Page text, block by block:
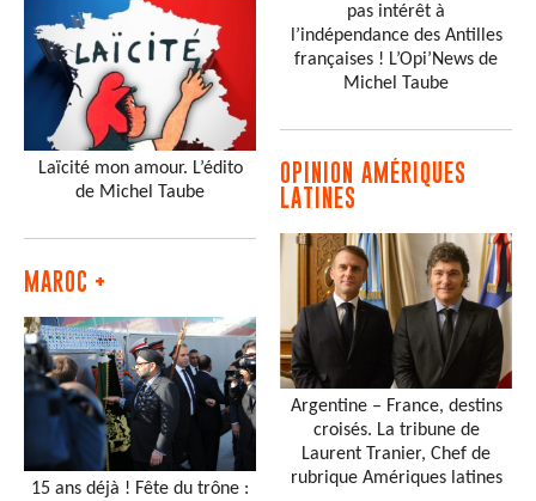
Laïcité mon amour. L’édito
de Michel Taube
MAROC +
15 ans déjà ! Fête du trône :
pas intérêt à
l’indépendance des Antilles
françaises ! L’Opi’News de
Michel Taube
OPINION AMÉRIQUES
LATINES
Argentine – France, destins
croisés. La tribune de
Laurent Tranier, Chef de
rubrique Amériques latines